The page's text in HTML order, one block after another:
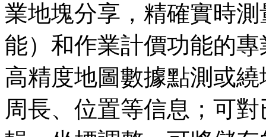
業地塊分享，精確實時
能）和作業計價功能的
高精度地圖數據點測或
周長、位置等信息；可